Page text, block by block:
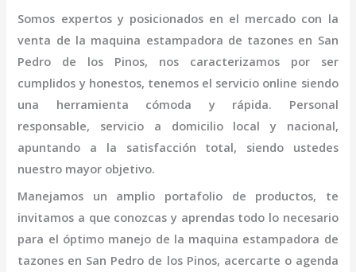
Somos expertos y posicionados en el mercado con la
venta de la maquina estampadora de tazones en San
Pedro de los Pinos, nos caracterizamos por ser
cumplidos y honestos, tenemos el servicio online siendo
una herramienta cómoda y rápida. Personal
responsable, servicio a domicilio local y nacional,
apuntando a la satisfacción total, siendo ustedes
nuestro mayor objetivo.
Manejamos un amplio portafolio de productos, te
invitamos a que conozcas y aprendas todo lo necesario
para el óptimo manejo de la maquina estampadora de
tazones en San Pedro de los Pinos, acercarte o agenda